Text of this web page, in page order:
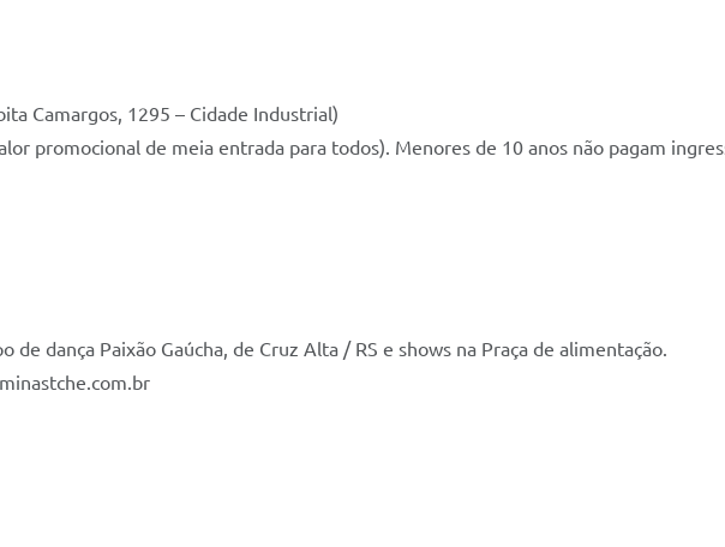
Camargos, 1295 – Cidade Industrial)
promocional de meia entrada para todos). Menores de 10 anos não pagam
de dança Paixão Gaúcha, de Cruz Alta / RS e shows na Praça de alimentação.